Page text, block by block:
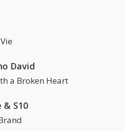
David
a Broken Heart
& S10